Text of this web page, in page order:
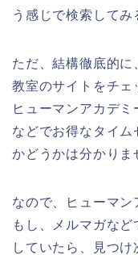
う感じで検索してみ
ただ、結構徹底的に
教室のサイトをチェ
ヒューマンアカデ
などでお得なタイム
かどうかは分かりま
なので、ヒューマ
もし、メルマガな
していたら、見つ